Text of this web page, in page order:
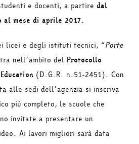
e docenti, a partire dal
mese di aprile 2017.
licei e degli istituti tecnici, “Porte
nell’ambito del Protocollo
(D.G.R. n.51-2451). Con
alle sedi dell’agenzia si inscriva
più completo, le scuole che
invitate a presentare un
Ai lavori migliori sarà data